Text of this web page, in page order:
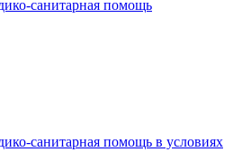
санитарная помощь
санитарная помощь в условиях